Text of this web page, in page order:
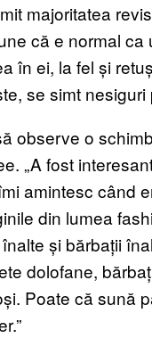
majoritatea
că e normal
în ei, la fel și
se simt nesiguri
observe o
„A fost
amintesc când
din lumea
și bărbații
dolofane,
Poate că sună